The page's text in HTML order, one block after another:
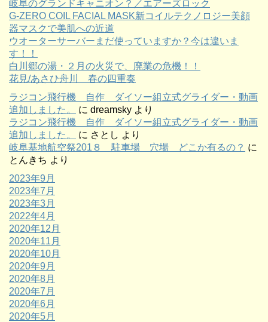
岐阜のグランドキャニオン？／エアーズロック
G-ZERO COIL FACIAL MASK新コイルテクノロジー美顔
器マスクで美肌への近道
ウオーターサーバーまだ使っていますか？今は違いま
す！！
白川郷の湯・２月の火災で、廃業の危機！！
花見/あさひ舟川 春の四重奏
ラジコン飛行機 自作 ダイソー組立式グライダー・動画
追加しました。
に dreamsky より
ラジコン飛行機 自作 ダイソー組立式グライダー・動画
追加しました。
に さとし より
岐阜基地航空祭201８ 駐車場 穴場 どこか有るの？ に
とんきち より
2023年9月
2023年7月
2023年3月
2022年4月
2020年12月
2020年11月
2020年10月
2020年9月
2020年8月
2020年7月
2020年6月
2020年5月